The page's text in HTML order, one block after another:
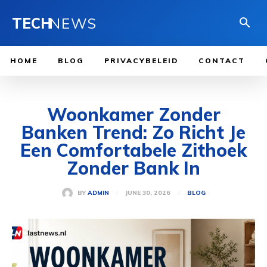
TECHNEWS
HOME BLOG PRIVACYBELEID CONTACT
Woonkamer Zonder
Banken Trend: Zo Richt Je
Een Comfortabele Zithoek
Zonder Bank In
BY ADMIN JUNE 30, 2026 BLOG